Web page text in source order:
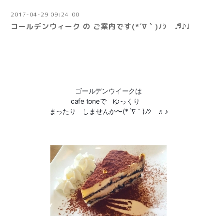
2017-04-29 09:24:00
コールデンウィーク の ご案内です(*´∇｀)ﾉｼ ♬♪♩
ゴールデンウイークは
cafe toneで ゆっくり
まったり しませんか〜(*´∇｀)ﾉｼ ♬♪